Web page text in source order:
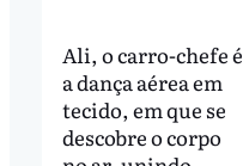
Ali, o carro-chefe é
a dança aérea em
tecido, em que se
descobre o corpo